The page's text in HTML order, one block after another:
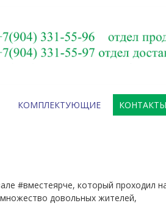
КОМПЛЕКТУЮЩИЕ КОНТАКТЫ
#вместеярче, который проходил
довольных жителей,